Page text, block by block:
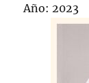
Año: 2023